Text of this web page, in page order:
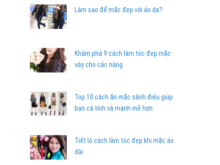
Làm sao để mặc đẹp với áo da?
Khám phá 9 cách làm tóc đẹp mặc
váy cho các nàng
Top 10 cách ăn mặc sành điệu giúp
bạn cá tính và mạnh mẽ hơn
Tiết lộ cách làm tóc đẹp khi mặc áo
dài